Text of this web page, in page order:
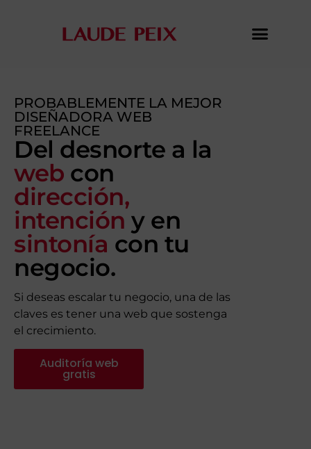
PROBABLEMENTE LA MEJOR
DISEÑADORA WEB
FREELANCE
Del desnorte a la
web con
dirección,
intención y en
sintonía con tu
negocio.
Si deseas escalar tu negocio, una de las
claves es tener una web que sostenga
el crecimiento.
Auditoría web
gratis